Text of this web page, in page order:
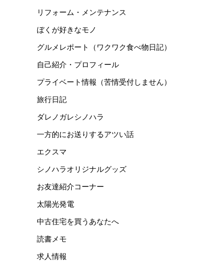
リフォーム・メンテナンス
ぼくが好きなモノ
グルメレポート（ワクワク食べ物日記）
自己紹介・プロフィール
プライベート情報（苦情受付しません）
旅行日記
ダレノガレシノハラ
一方的にお送りするアツい話
エクスマ
シノハラオリジナルグッズ
お友達紹介コーナー
太陽光発電
中古住宅を買うあなたへ
読書メモ
求人情報